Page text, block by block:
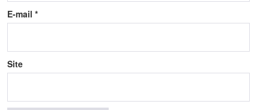
E-mail *
Site